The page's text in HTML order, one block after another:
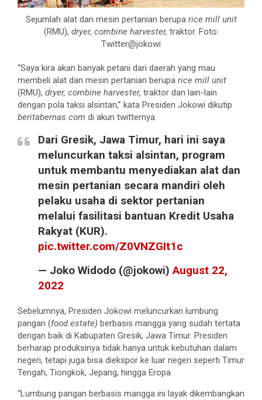
Sejumlah alat dan mesin pertanian berupa rice mill unit
(RMU), dryer, combine harvester, traktor. Foto:
Twitter@jokowi
“Saya kira akan banyak petani dari daerah yang mau
membeli alat dan mesin pertanian berupa rice mill unit
(RMU), dryer, combine harvester, traktor dan lain-lain
dengan pola taksi alsintan,” kata Presiden Jokowi dikutip
beritabernas.com di akun twitternya.
Dari Gresik, Jawa Timur, hari ini saya
meluncurkan taksi alsintan, program
untuk membantu menyediakan alat dan
mesin pertanian secara mandiri oleh
pelaku usaha di sektor pertanian
melalui fasilitasi bantuan Kredit Usaha
Rakyat (KUR).
pic.twitter.com/Z0VNZGIt1c
— Joko Widodo (@jokowi)August 22,
2022
Sebelumnya, Presiden Jokowi meluncurkan lumbung
pangan (food estate) berbasis mangga yang sudah tertata
dengan baik di Kabupaten Gresik, Jawa Timur. Presiden
berharap produksinya tidak hanya untuk kebutuhan dalam
negeri, tetapi juga bisa diekspor ke luar negeri seperti Timur
Tengah, Tiongkok, Jepang, hingga Eropa.
“Lumbung pangan berbasis mangga ini layak dikembangkan